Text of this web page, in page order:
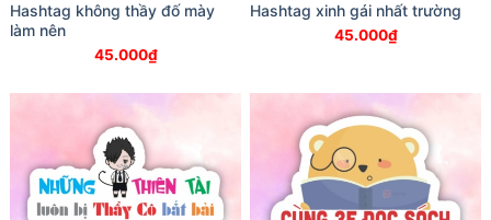
Hashtag không thầy đố mày
làm nên
45.000₫
Hashtag xinh gái nhất trường
45.000₫